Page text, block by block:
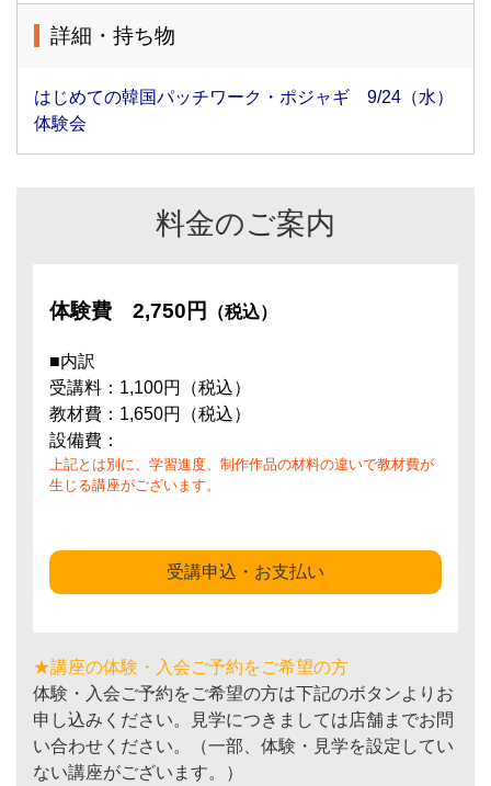
詳細・持ち物
はじめての韓国パッチワーク・ポジャギ 9/24（水）
体験会
料金のご案内
体験費 2,750円 （税込）
■内訳
受講料：1,100円（税込）
教材費：1,650円（税込）
設備費：
上記とは別に、学習進度、制作作品の材料の違いで教材費が
生じる講座がございます。
受講申込・お支払い
★講座の体験・入会ご予約をご希望の方
体験・入会ご予約をご希望の方は下記のボタンよりお
申し込みください。見学につきましては店舗までお問
い合わせください。（一部、体験・見学を設定してい
ない講座がございます。）